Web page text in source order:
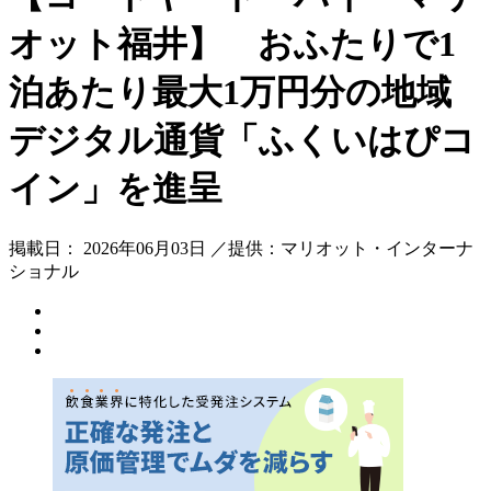
オット福井】 おふたりで1
泊あたり最大1万円分の地域
デジタル通貨「ふくいはぴコ
イン」を進呈
掲載日： 2026年06月03日 ／提供：マリオット・インターナ
ショナル